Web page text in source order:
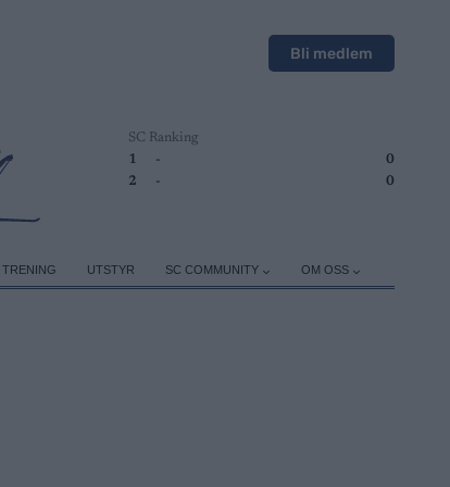
Bli medlem
SC Ranking
1
-
0
2
- 0
TRENING UTSTYR SC COMMUNITY OM OSS